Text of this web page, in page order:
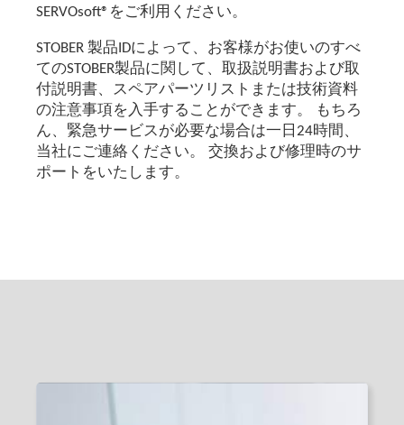
SERVOsoft®をご利用ください。
STOBER 製品IDによって、お客様がお使いのすべ
てのSTOBER製品に関して、取扱説明書および取
付説明書、スペアパーツリストまたは技術資料
の注意事項を入手することができます。 もちろ
ん、緊急サービスが必要な場合は一日24時間、
当社にご連絡ください。 交換および修理時のサ
ポートをいたします。